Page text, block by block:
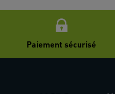
Paiement sécurisé